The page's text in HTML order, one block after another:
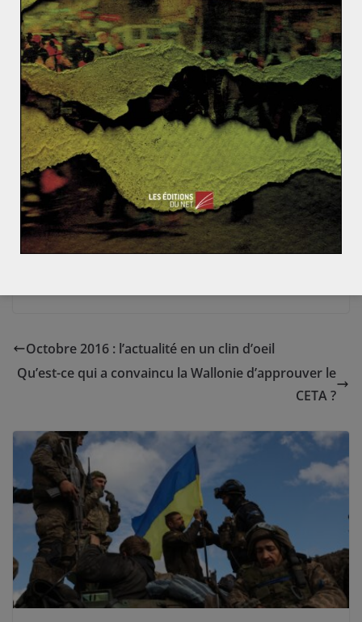
durant la guerre le camp Italien et le payèrent souvent de
leur vie à la défaite ; entraînant de profonde dissensions et
conflits dans la société. Ce genre de fracture sociétales
furent une conséquence de l’Italie fasciste, sur le territoire
français, mais aussi sur son propre territoire où les
nostalgiques (face aux communistes), et nous auront
l’occasion de le traiter dans un prochain article,
conditionneront les « anni di piombo » qui, de façon
morbide, rythmeront la vie italienne de la seconde moitié
du XXème siècle, véritable microcosme de la guerre froide,
comme l’irrédentisme représenta en son temps les fractures
culturelles d’une Europe malade de la Première Guerre
mondiale, où les peuples ne trouvait plus de place dans des
Octobre 2016 : l’actualité en un clin d’oeil
Qu’est-ce qui a convaincu la Wallonie d’approuver le
CETA ?